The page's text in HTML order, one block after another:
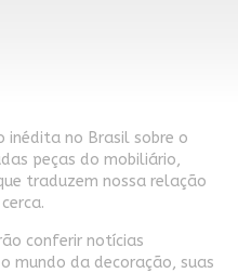
inédita no Brasil sobre o
peças do mobiliário,
traduzem nossa relação
conferir notícias
mundo da decoração, suas